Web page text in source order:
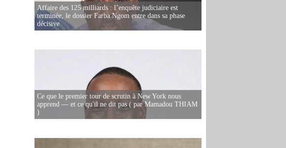
Affaire des 125 milliards : l’enquête judiciaire est
terminée, le dossier Farba Ngom entre dans sa phase
décisive
Ce que le premier tour de scrutin à New York nous
apprend — et ce qu'il ne dit pas ( par Mamadou THIAM
)